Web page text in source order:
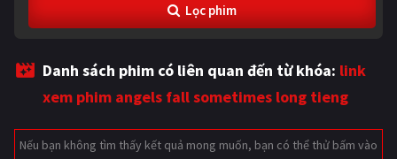
Tội phạm - Hình sự
Viễn tưởng Khoa học - Tài liệu
Tình cảm - Lãng mạn Kỳ ảo
Lọc phim
Danh sách phim có liên quan đến từ khóa: link
xem phim angels fall sometimes long tieng
Nếu bạn không tìm thấy kết quả mong muốn, bạn có thể thử bấm vào